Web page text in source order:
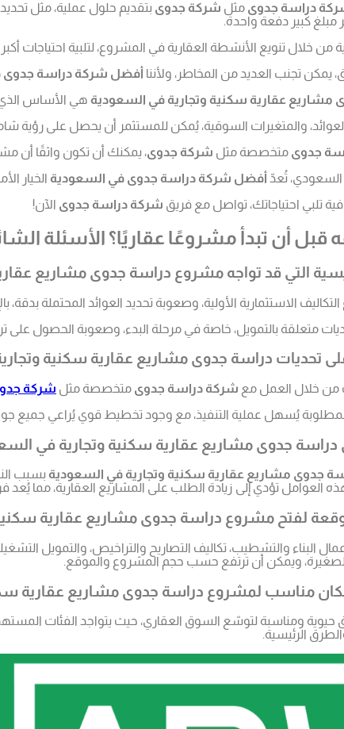
دراسة جدوى مثل شركة جدوى بتقديم حلول عملية، مثل
مبلغ كبير دفعة واحدة.
من خلال تنويع الأنشطة العقارية في المشروع، لتلبية احتياجات
يمكن تجنب العديد من المخاطر، ولأننا أفضل شركة دراسة جدوى
مشاريع عقارية سكنية وتجارية في السعودية هي الأساس الذي
والمتغيرات السوقية، يُمكن للمستثمر أن يحصل على رؤية
جدوى متخصصة مثل شركة جدوى، يمكنك أن تكون واثقًا أن
تُعدّ أفضل شركة دراسة جدوى في السعودية الخيار
تلبي احتياجاتك، تواصل مع فريق شركة دراسة جدوى الآن!
قبل أن تبدأ مشروعًا عقاريًا؟ الأسئلة
التي قد تواجه مشروع دراسة جدوى مشاريع
الاستثمارية الأولية، وصعوبة تحديد العوائد المحتملة
متعلقة بالتمويل، خاصة في مرحلة البدء، وصعوبة الحصول على
تحديات دراسة جدوى مشاريع عقارية سكنية
من خلال العمل مع شركة دراسة جدوى متخصصة مثل شركة
يُسهل عملية التنفيذ، مع وجود تخطيط قوي يُراعي جميع
جدوى مشاريع عقارية سكنية وتجارية في
جدوى مشاريع عقارية سكنية وتجارية في السعودية بسبب
العوامل تؤدي إلى زيادة الطلب على المشاريع العقارية، مما يُعد
لفتح مشروع دراسة جدوى مشاريع عقارية
ويمكن أن ترتفع حسب حجم المشروع والموقع.
مناسب لمشروع دراسة جدوى مشاريع عقارية
ومناسبة لتوسّع السوق العقاري، حيث يتواجد الفئات
الرئيسية.